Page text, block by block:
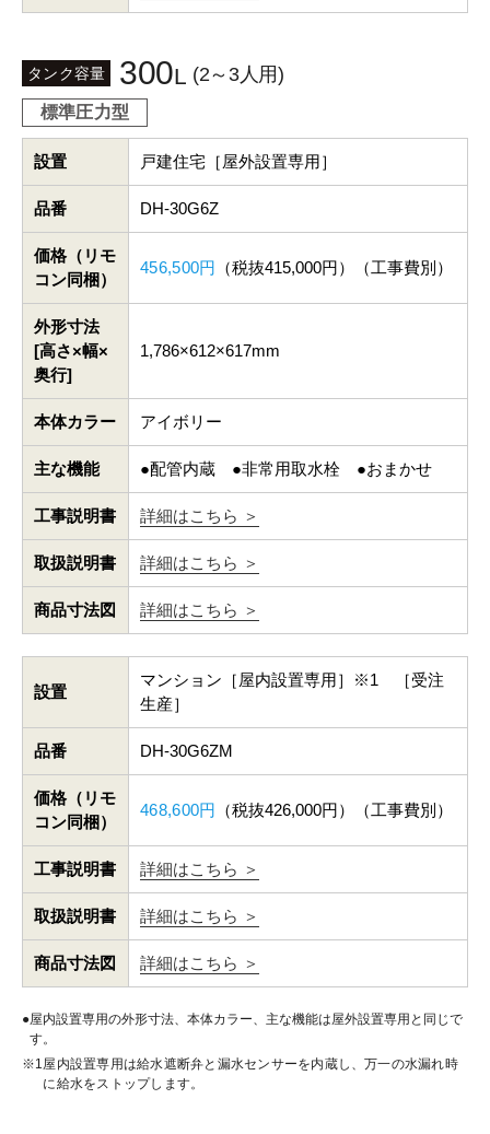
タンク容量 300L (2～3人用)
標準圧力型
設置 戸建住宅［屋外設置専用］
品番 DH-30G6Z
価格（リモ
コン同梱）
456,500円 （税抜415,000円）（工事費別）
外形寸法
[高さ×幅×
奥行]
1,786×612×617mm
本体カラー アイボリー
主な機能 ●配管内蔵 ●非常用取水栓 ●おまかせ
工事説明書 詳細はこちら ＞
取扱説明書 詳細はこちら ＞
商品寸法図 詳細はこちら ＞
設置
マンション［屋内設置専用］※1 ［受注
生産］
品番 DH-30G6ZM
価格（リモ
コン同梱）
468,600円 （税抜426,000円）（工事費別）
工事説明書 詳細はこちら ＞
取扱説明書 詳細はこちら ＞
商品寸法図 詳細はこちら ＞
屋内設置専用の外形寸法、本体カラー、主な機能は屋外設置専用と同じで
す。
屋内設置専用は給水遮断弁と漏水センサーを内蔵し、万一の水漏れ時
に給水をストップします。